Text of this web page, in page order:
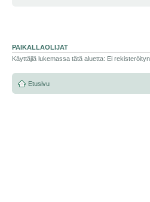
PAIKALLAOLIJAT
Käyttäjiä lukemassa tätä aluetta: Ei
Etusivu